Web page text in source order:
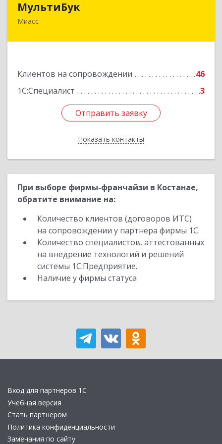
МультиБук
Миасс
Клиентов на сопровождении
46
1С:Специалист
3
Отправить заявку
Показать контакты
456318, Челябинская обл, Миасс г, Жуковского
Отправить заявку
Назад
При выборе фирмы-франчайзи в Костанае,
обратите внимание на:
Количество клиентов (договоров ИТС)
на сопровождении у партнера фирмы 1С.
Количество специалистов, аттестованных
на внедрение технологий и решений
системы 1С:Предприятие.
Наличие у фирмы статуса
Вход для партнеров 1С
Учебная версия
Стать партнером
Политика конфиденциальности
Замечания по сайту